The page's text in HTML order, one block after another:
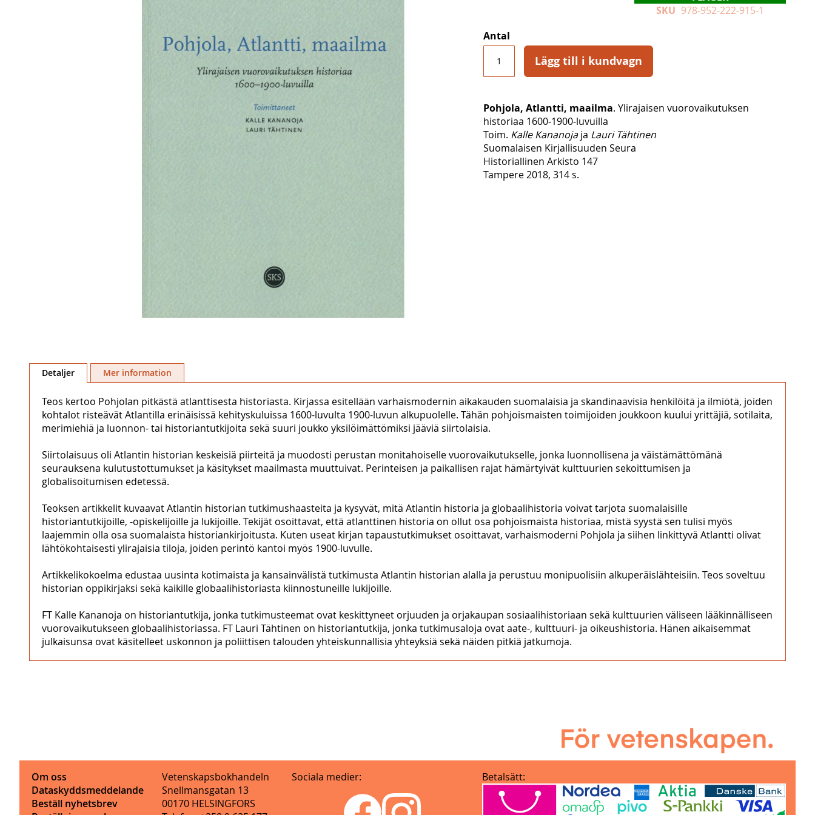
till
bildgalleriet
SKU 978-952-222-915-1
Antal
Lägg till i kundvagn
Pohjola, Atlantti, maailma. Ylirajaisen vuorovaikutuksen
historiaa 1600-1900-luvuilla
Toim. Kalle Kananojaja Lauri Tähtinen
Suomalaisen Kirjallisuuden Seura
Historiallinen Arkisto 147
Tampere 2018, 314 s.
Detaljer
Teos kertoo Pohjolan pitkästä atlanttisesta historiasta. Kirjassa esitellään varhaismodernin aikakauden suomalaisia ja skandinaavisia henkilöitä ja ilmiötä, joiden
kohtalot risteävät Atlantilla erinäisissä kehityskuluissa 1600-luvulta 1900-luvun alkupuolelle. Tähän pohjoismaisten toimijoiden joukkoon kuului yrittäjiä, sotilaita,
merimiehiä ja luonnon- tai historiantutkijoita sekä suuri joukko yksilöimättömiksi jääviä siirtolaisia.
Siirtolaisuus oli Atlantin historian keskeisiä piirteitä ja muodosti perustan monitahoiselle vuorovaikutukselle, jonka luonnollisena ja väistämättömänä
seurauksena kulutustottumukset ja käsitykset maailmasta muuttuivat. Perinteisen ja paikallisen rajat hämärtyivät kulttuurien sekoittumisen ja
globalisoitumisen edetessä.
Teoksen artikkelit kuvaavat Atlantin historian tutkimushaasteita ja kysyvät, mitä Atlantin historia ja globaalihistoria voivat tarjota suomalaisille
historiantutkijoille, -opiskelijoille ja lukijoille. Tekijät osoittavat, että atlanttinen historia on ollut osa pohjoismaista historiaa, mistä syystä sen tulisi myös
laajemmin olla osa suomalaista historiankirjoitusta. Kuten useat kirjan tapaustutkimukset osoittavat, varhaismoderni Pohjola ja siihen linkittyvä Atlantti olivat
lähtökohtaisesti ylirajaisia tiloja, joiden perintö kantoi myös 1900-luvulle.
Artikkelikokoelma edustaa uusinta kotimaista ja kansainvälistä tutkimusta Atlantin historian alalla ja perustuu monipuolisiin alkuperäislähteisiin. Teos soveltuu
historian oppikirjaksi sekä kaikille globaalihistoriasta kiinnostuneille lukijoille.
FT Kalle Kananoja on historiantutkija, jonka tutkimusteemat ovat keskittyneet orjuuden ja orjakaupan sosiaalihistoriaan sekä kulttuurien väliseen lääkinnälliseen
vuorovaikutukseen globaalihistoriassa. FT Lauri Tähtinen on historiantutkija, jonka tutkimusaloja ovat aate-, kulttuuri- ja oikeushistoria. Hänen aikaisemmat
julkaisunsa ovat käsitelleet uskonnon ja poliittisen talouden yhteiskunnallisia yhteyksiä sekä näiden pitkiä jatkumoja.
Mer information
Om oss
Dataskyddsmeddelande
Beställ nyhetsbrev
Vetenskapsbokhandeln
Snellmansgatan 13
00170 HELSINGFORS
Sociala medier: Betalsätt: